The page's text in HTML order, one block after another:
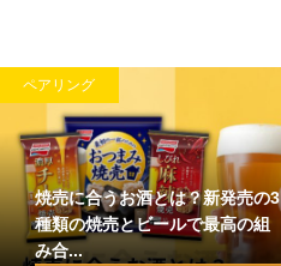
ペアリング
焼売に合うお酒とは？新発売の3
種類の焼売とビールで最高の組
み合...